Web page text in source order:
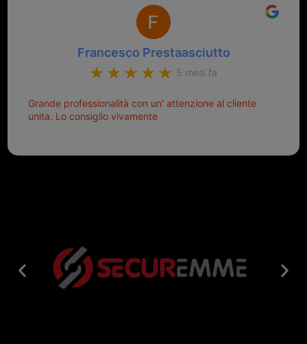
Francesco Prestaasciutto
5 mesi fa
Grande professionalità con un' attenzione al cliente
unita. Lo consiglio vivamente